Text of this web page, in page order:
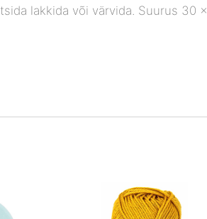
lakkida või värvida. Suurus 30 x